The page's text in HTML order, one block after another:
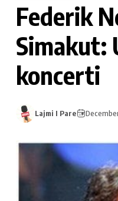
Federik
Simakut:
koncerti
Lajmi I Pare